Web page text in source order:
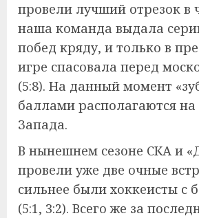
провели лучший отрезок в
наша команда выдала
побед кряду, и только в
игре спасовала перед
(5:8). На данный момент
баллами располагаются на
Запада.
В нынешнем сезоне СКА и
провели уже две очные
сильнее были хоккеисты с
(5:1, 3:2). Всего же за